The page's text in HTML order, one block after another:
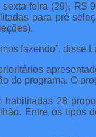
feira (29), R$
para pré-
fazendo”,
do programa. O
28
Entre os tipos